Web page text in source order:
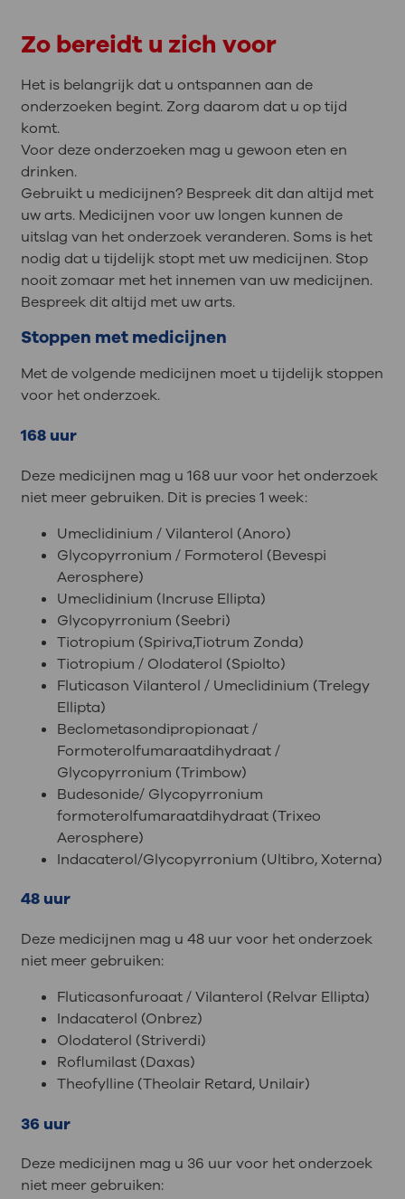
Zo bereidt u zich voor
Het is belangrijk dat u ontspannen aan de
onderzoeken begint. Zorg daarom dat u op tijd
komt.
Voor deze onderzoeken mag u gewoon eten en
drinken.
Gebruikt u medicijnen? Bespreek dit dan altijd met
uw arts. Medicijnen voor uw longen kunnen de
uitslag van het onderzoek veranderen. Soms is het
nodig dat u tijdelijk stopt met uw medicijnen. Stop
nooit zomaar met het innemen van uw medicijnen.
Bespreek dit altijd met uw arts.
Stoppen met medicijnen
Met de volgende medicijnen moet u tijdelijk stoppen
voor het onderzoek.
168 uur
Deze medicijnen mag u 168 uur voor het onderzoek
niet meer gebruiken. Dit is precies 1 week:
Umeclidinium / Vilanterol (Anoro)
Glycopyrronium / Formoterol (Bevespi
Aerosphere)
Umeclidinium (Incruse Ellipta)
Glycopyrronium (Seebri)
Tiotropium (Spiriva,Tiotrum Zonda)
Tiotropium / Olodaterol (Spiolto)
Fluticason Vilanterol / Umeclidinium (Trelegy
Ellipta)
Beclometasondipropionaat /
Formoterolfumaraatdihydraat /
Glycopyrronium (Trimbow)
Budesonide/ Glycopyrronium
formoterolfumaraatdihydraat (Trixeo
Aerosphere)
Indacaterol/Glycopyrronium (Ultibro, Xoterna)
48 uur
Deze medicijnen mag u 48 uur voor het onderzoek
niet meer gebruiken:
Fluticasonfuroaat / Vilanterol (Relvar Ellipta)
Indacaterol (Onbrez)
Olodaterol (Striverdi)
Roflumilast (Daxas)
Theofylline (Theolair Retard, Unilair)
36 uur
Deze medicijnen mag u 36 uur voor het onderzoek
niet meer gebruiken: